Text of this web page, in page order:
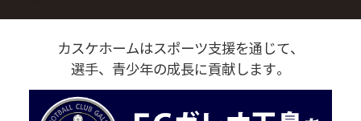
カスケホームはスポーツ支援を通じて、
選手、青少年の成長に貢献します。